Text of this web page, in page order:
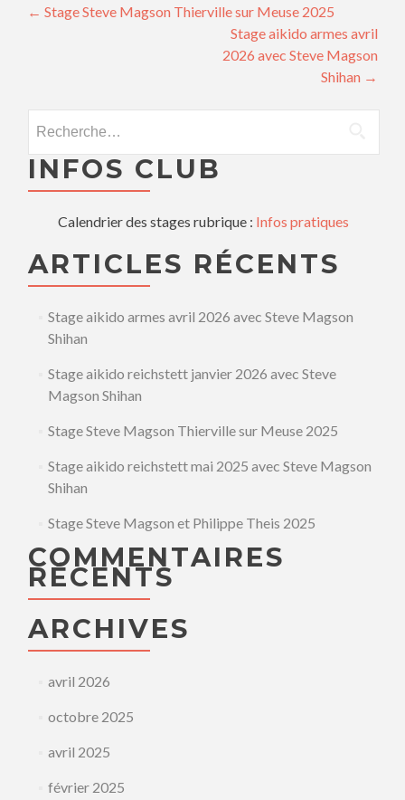
Navigation des articles
← Stage Steve Magson Thierville sur Meuse 2025
Stage aikido armes avril
2026 avec Steve Magson
Shihan →
INFOS CLUB
Calendrier des stages rubrique : Infos pratiques
ARTICLES RÉCENTS
Stage aikido armes avril 2026 avec Steve Magson
Shihan
Stage aikido reichstett janvier 2026 avec Steve
Magson Shihan
Stage Steve Magson Thierville sur Meuse 2025
Stage aikido reichstett mai 2025 avec Steve Magson
Shihan
Stage Steve Magson et Philippe Theis 2025
COMMENTAIRES
RÉCENTS
ARCHIVES
avril 2026
octobre 2025
avril 2025
février 2025